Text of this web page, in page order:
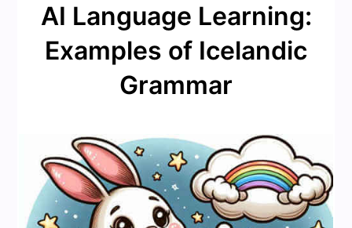
AI Language Learning:
Examples of Icelandic
Grammar